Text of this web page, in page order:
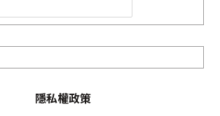
隱私權政策